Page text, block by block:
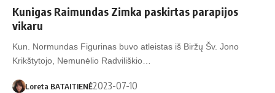
Kunigas Raimundas Zimka paskirtas parapijos
vikaru
Kun. Normundas Figurinas buvo atleistas iš Biržų Šv. Jono
Krikštytojo, Nemunėlio Radviliškio…
Loreta BATAITIENĖ2023-07-10